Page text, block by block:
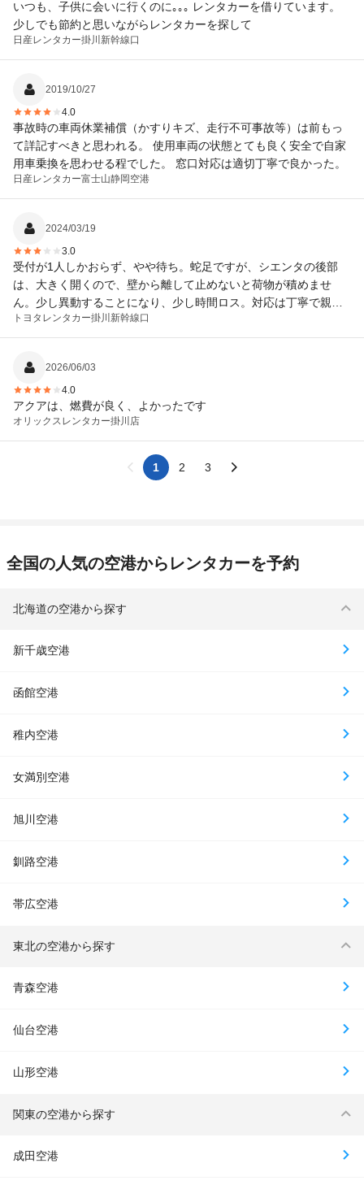
いつも、子供に会いに行くのに｡｡｡ レンタカーを借りています。
少しでも節約と思いながらレンタカーを探して
日産レンタカー掛川新幹線口
2019/10/27
4.0
事故時の車両休業補償（かすりキズ、走行不可事故等）は前もっ
て詳記すべきと思われる。 使用車両の状態とても良く安全で自家
用車乗換を思わせる程でした。 窓口対応は適切丁寧で良かった。
日産レンタカー富士山静岡空港
2024/03/19
3.0
受付が1人しかおらず、やや待ち。蛇足ですが、シエンタの後部
は、大きく開くので、壁から離して止めないと荷物が積めませ
ん。少し異動することになり、少し時間ロス。対応は丁寧で親切
でした。
トヨタレンタカー掛川新幹線口
2026/06/03
4.0
アクアは、燃費が良く、よかったです
オリックスレンタカー掛川店
1 2 3
全国の人気の空港からレンタカーを予約
北海道の空港から探す
新千歳空港
函館空港
稚内空港
女満別空港
旭川空港
釧路空港
帯広空港
東北の空港から探す
青森空港
仙台空港
山形空港
関東の空港から探す
成田空港